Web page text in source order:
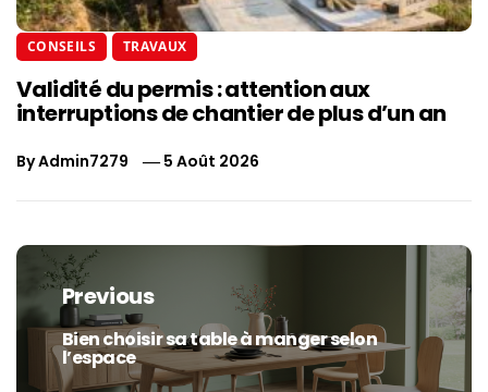
CONSEILS TRAVAUX
Validité du permis : attention aux
interruptions de chantier de plus d’un an
ByAdmin7279 5 Août 2026
Navigation
de
l’article
Previous
Previous
post:
Bien choisir sa table à manger selon
l’espace